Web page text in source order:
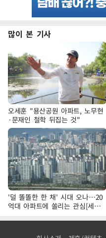
많이 본 기사
오세훈 "용산공원 아파트, 노무현
·문재인 철학 뒤집는 것"
'덜 똘똘한 한 채' 시대 오나…20
억대 아파트에 쏠리는 관심[세제
개편, 그 이후②]